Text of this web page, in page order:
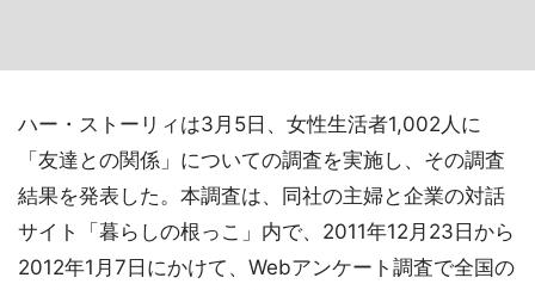
ハー・ストーリィは3月5日、女性生活者1,002人に
「友達との関係」についての調査を実施し、その調査
結果を発表した。本調査は、同社の主婦と企業の対話
サイト「暮らしの根っこ」内で、2011年12月23日から
2012年1月7日にかけて、Webアンケート調査で全国の